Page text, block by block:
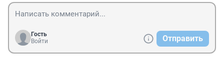
Гость
Войти
Отправить